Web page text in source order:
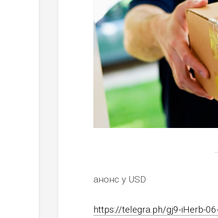
анонс у USD
https://telegra.ph/gj9-iHerb-